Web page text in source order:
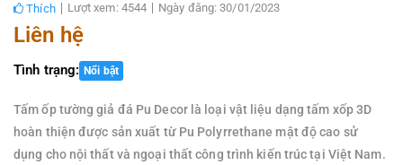
Thích Lượt xem: 4544 Ngày đăng: 30/01/2023
Liên hệ
Tình trạng: Nổi bật
Tấm ốp tường giả đá Pu Decor là loại vật liệu dạng tấm xốp 3D
hoàn thiện được sản xuất từ Pu Polyrrethane mật độ cao sử
dụng cho nội thất và ngoại thất công trình kiến trúc tại Việt Nam.